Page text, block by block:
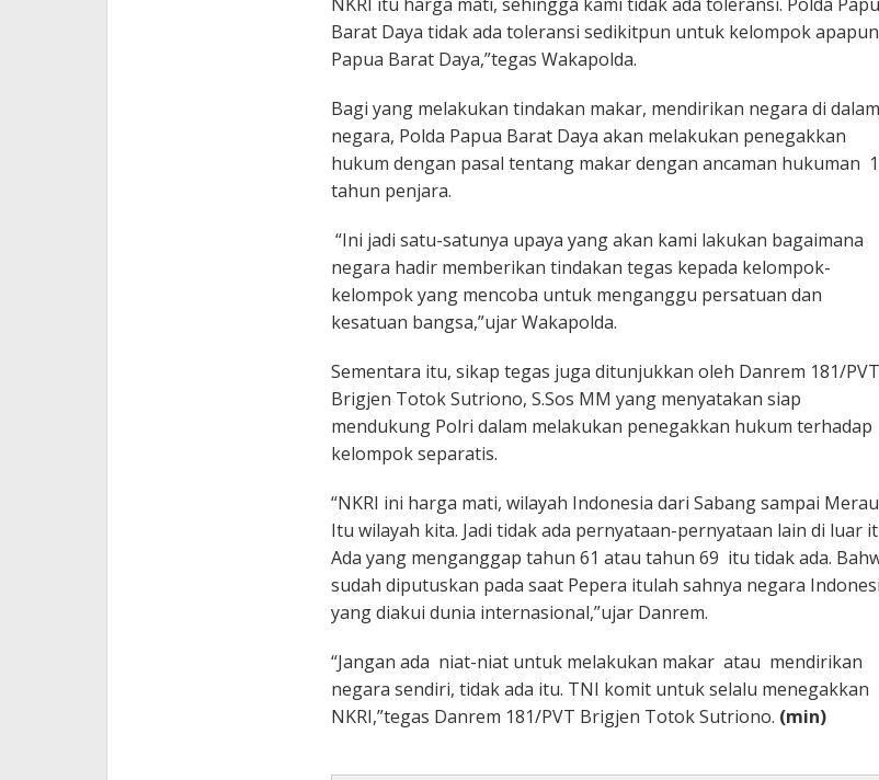
Barat Daya tidak ada toleransi sedikitpun untuk kelompok
Papua Barat Daya,”tegas Wakapolda.
Bagi yang melakukan tindakan makar, mendirikan negara di dalam
negara, Polda Papua Barat Daya akan melakukan penegakkan
hukum dengan pasal tentang makar dengan ancaman hukuman
tahun penjara.
“Ini jadi satu-satunya upaya yang akan kami lakukan bagaimana
negara hadir memberikan tindakan tegas kepada kelompok-
kelompok yang mencoba untuk menganggu persatuan dan
kesatuan bangsa,”ujar Wakapolda.
Sementara itu, sikap tegas juga ditunjukkan oleh Danrem 181/
Brigjen Totok Sutriono, S.Sos MM yang menyatakan siap
mendukung Polri dalam melakukan penegakkan hukum terhadap
kelompok separatis.
“NKRI ini harga mati, wilayah Indonesia dari Sabang sampai
Itu wilayah kita. Jadi tidak ada pernyataan-pernyataan lain di luar
Ada yang menganggap tahun 61 atau tahun 69 itu tidak ada.
sudah diputuskan pada saat Pepera itulah sahnya negara
yang diakui dunia internasional,”ujar Danrem.
“Jangan ada niat-niat untuk melakukan makar atau mendirikan
negara sendiri, tidak ada itu. TNI komit untuk selalu menegakkan
NKRI,”tegas Danrem 181/PVT Brigjen Totok Sutriono. (min)